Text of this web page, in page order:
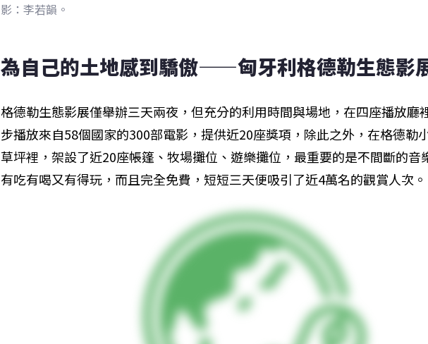
影：李若韻。
為自己的土地感到驕傲——匈牙利格德勒生態影
格德勒生態影展僅舉辦三天兩夜，但充分的利用時間與場地，在四座播放廳
步播放來自58個國家的300部電影，提供近20座獎項，除此之外，在格德勒
草坪裡，架設了近20座帳篷、牧場攤位、遊樂攤位，最重要的是不間斷的音
有吃有喝又有得玩，而且完全免費，短短三天便吸引了近4萬名的觀賞人次。